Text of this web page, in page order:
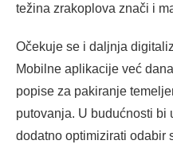
težina zrakoplova znači i
Očekuje se i daljnja
Mobilne aplikacije već
popise za pakiranje
putovanja. U budućnosti bi
dodatno optimizirati odabir